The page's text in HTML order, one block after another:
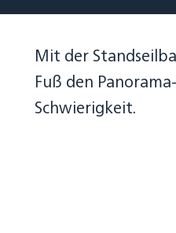
Mit der
Fuß den
Schwierigkeit.